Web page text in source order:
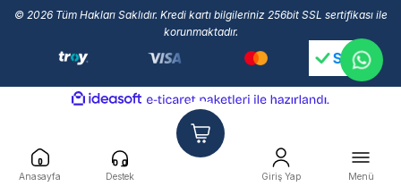
© 2026 Tüm Hakları Saklıdır. Kredi kartı bilgileriniz 256bit SSL sertifikası ile
korunmaktadır.
Anasayfa Destek Giriş Yap Menü
ideasoft
e-